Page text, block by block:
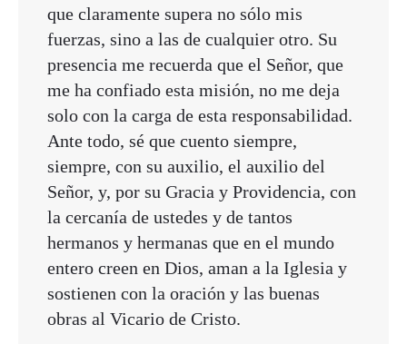
que claramente supera no sólo mis
fuerzas, sino a las de cualquier otro. Su
presencia me recuerda que el Señor, que
me ha confiado esta misión, no me deja
solo con la carga de esta responsabilidad.
Ante todo, sé que cuento siempre,
siempre, con su auxilio, el auxilio del
Señor, y, por su Gracia y Providencia, con
la cercanía de ustedes y de tantos
hermanos y hermanas que en el mundo
entero creen en Dios, aman a la Iglesia y
sostienen con la oración y las buenas
obras al Vicario de Cristo.